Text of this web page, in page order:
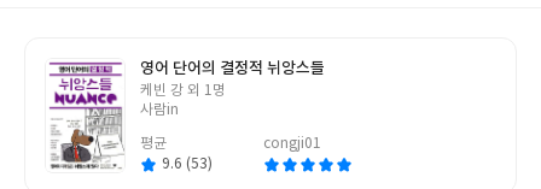
영어 단어의 결정적 뉘앙스들
글
쓴
케빈 강 외 1명
사람in
평균
9.6 (53)
congji01